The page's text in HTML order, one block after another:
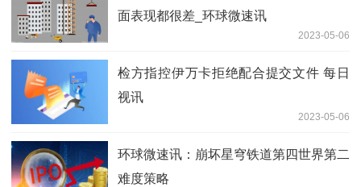
面表现都很差_环球微速讯
2023-05-06
检方指控伊万卡拒绝配合提交文件 每日
视讯
2023-05-06
环球微速讯：崩坏星穹铁道第四世界第二
难度策略